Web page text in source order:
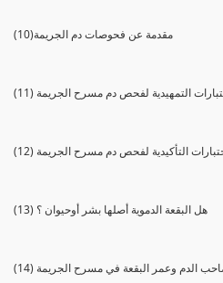
(10)مقدمة عن فحوصات دم الجريمة
التمهيدية لفحص دم مسرح الجريمة
الإختبارات التأكيدية لفحص دم مسرح الجريمة
(13) هل البقعة الدموية أصلها بشر أوحيوان ؟
صاحب الدم وعمر البقعة في مسرح الجريمة